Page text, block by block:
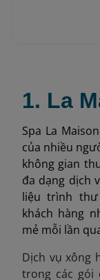
1. La
Spa La
của nhiều
không gian
đa dạng dịch
liệu trình thư
khách hàng
mẻ mỗi lần
Dịch vụ xông
trong các gói